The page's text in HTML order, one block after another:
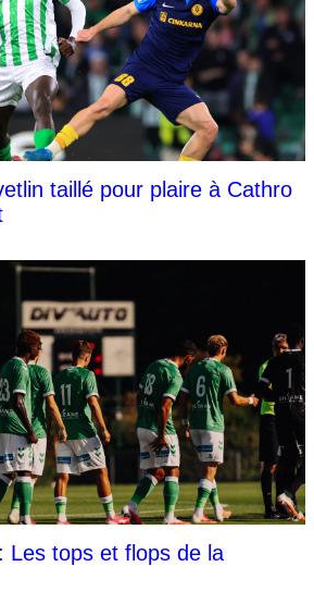
taillé pour plaire à Cathro
Les tops et flops de la